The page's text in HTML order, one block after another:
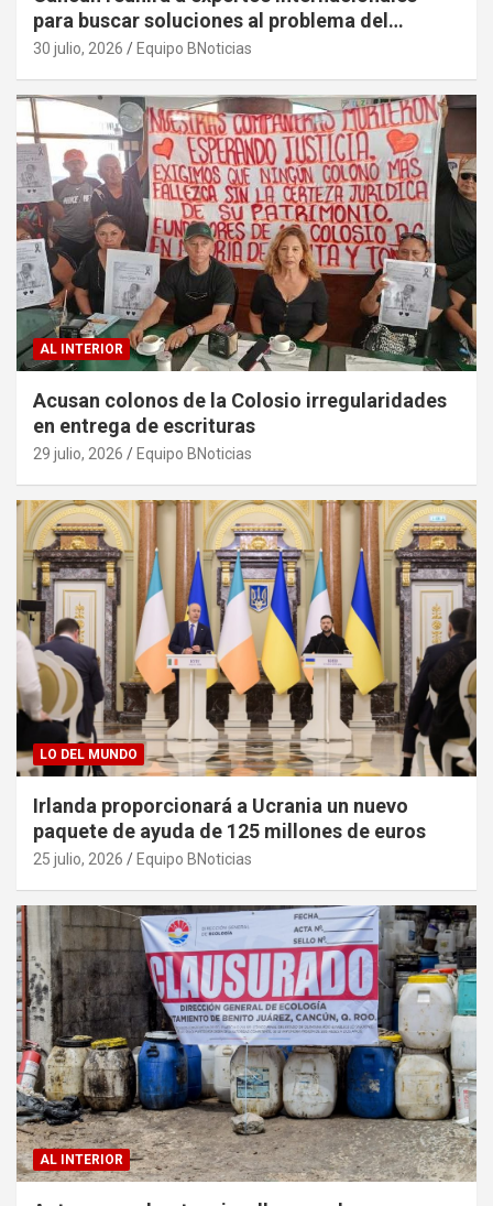
para buscar soluciones al problema del
sargazo
30 julio, 2026 Equipo BNoticias
AL INTERIOR
Acusan colonos de la Colosio irregularidades
en entrega de escrituras
29 julio, 2026 Equipo BNoticias
LO DEL MUNDO
Irlanda proporcionará a Ucrania un nuevo
paquete de ayuda de 125 millones de euros
25 julio, 2026 Equipo BNoticias
AL INTERIOR